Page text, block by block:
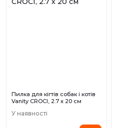
Пилка для кігтів собак і котів
Vanity CROCI, 2.7 х 20 см
У наявності